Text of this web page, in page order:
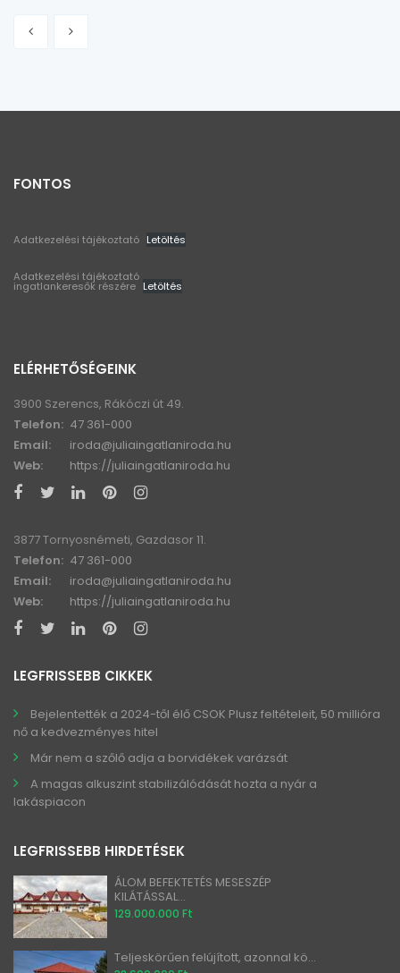
FONTOS
Adatkezelési tájékoztató Letöltés
Adatkezelési tájékoztató
ingatlankeresők részére Letöltés
ELÉRHETŐSÉGEINK
3900 Szerencs, Rákóczi út 49.
Telefon: 47 361-000
Email:
iroda@juliaingatlaniroda.hu
Web:
https://juliaingatlaniroda.hu
3877 Tornyosnémeti, Gazdasor 11.
Telefon: 47 361-000
Email:
iroda@juliaingatlaniroda.hu
Web:
https://juliaingatlaniroda.hu
LEGFRISSEBB CIKKEK
Bejelentették a 2024-től élő CSOK Plusz feltételeit, 50 millióra
nő a kedvezményes hitel
Már nem a szőlő adja a borvidékek varázsát
A magas alkuszint stabilizálódását hozta a nyár a
lakáspiacon
LEGFRISSEBB HIRDETÉSEK
ÁLOM BEFEKTETÉS MESESZÉP
KILÁTÁSSAL...
129.000.000 Ft
Teljeskörűen felújított, azonnal kö...